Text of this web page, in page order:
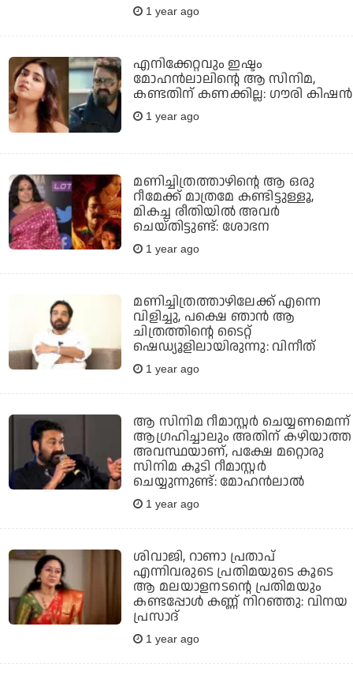
1 year ago
എനിക്കേറ്റവും ഇഷ്ടം
മോഹൻലാലിൻ്റെ ആ സിനിമ,
കണ്ടതിന് കണക്കില്ല: ഗൗരി കിഷൻ
1 year ago
മണിച്ചിത്രത്താഴിന്റെ ആ ഒരു
റീമേക്ക് മാത്രമേ കണ്ടിട്ടുള്ളൂ,
മികച്ച രീതിയില്‍ അവര്‍
ചെയ്തിട്ടുണ്ട്: ശോഭന
1 year ago
മണിച്ചിത്രത്താഴിലേക്ക് എന്നെ
വിളിച്ചു, പക്ഷെ ഞാൻ ആ
ചിത്രത്തിന്റെ ടൈറ്റ്
ഷെഡ്യൂളിലായിരുന്നു: വിനീത്
1 year ago
ആ സിനിമ റീമാസ്റ്റര്‍ ചെയ്യണമെന്ന്
ആഗ്രഹിച്ചാലും അതിന് കഴിയാത്ത
അവസ്ഥയാണ്, പക്ഷേ മറ്റൊരു
സിനിമ കൂടി റീമാസ്റ്റര്‍
ചെയ്യുന്നുണ്ട്: മോഹന്‍ലാല്‍
1 year ago
ശിവാജി, റാണാ പ്രതാപ്
എന്നിവരുടെ പ്രതിമയുടെ കൂടെ
ആ മലയാളനടന്റെ പ്രതിമയും
കണ്ടപ്പോള്‍ കണ്ണ് നിറഞ്ഞു: വിനയ
പ്രസാദ്
1 year ago